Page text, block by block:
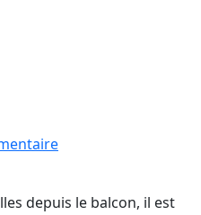
depuis le balcon, il est